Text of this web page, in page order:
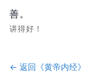
善。
讲得好！
← 返回《黄帝内经》